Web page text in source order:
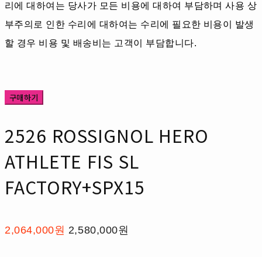
리에 대하여는 당사가 모든 비용에 대하여 부담하며 사용 상
부주의로 인한 수리에 대하여는 수리에 필요한 비용이 발생
할 경우 비용 및 배송비는 고객이 부담합니다.
구매하기
2526 ROSSIGNOL HERO
ATHLETE FIS SL
FACTORY+SPX15
2,064,000원 2,580,000원